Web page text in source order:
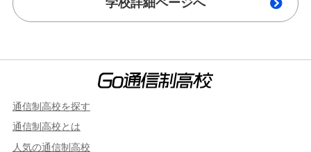
学校詳細ページへ
通信制高校を探す
通信制高校とは
人気の通信制高校